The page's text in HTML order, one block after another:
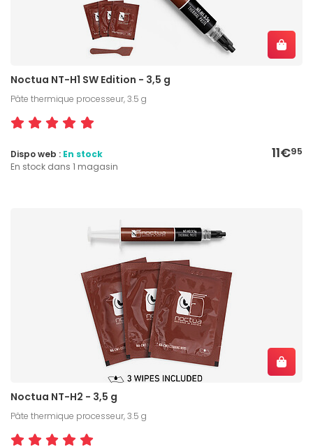
Noctua NT-H1 SW Edition - 3,5 g
Pâte thermique processeur, 3.5 g
11€95
Dispo web : En stock
En stock dans 1 magasin
Noctua NT-H2 - 3,5 g
Pâte thermique processeur, 3.5 g